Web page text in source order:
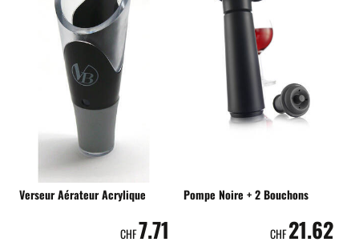
Verseur Aérateur Acrylique
CHF7.71
Pompe Noire + 2 Bouchons
CHF21.62